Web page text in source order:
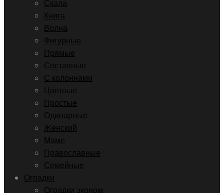
Скала
Книга
Волна
Фигурные
Прямые
Составные
С колоннами
Цветные
Простые
Одинарные
Женский
Маме
Православные
Семейные
Оградки
Оградки эконом